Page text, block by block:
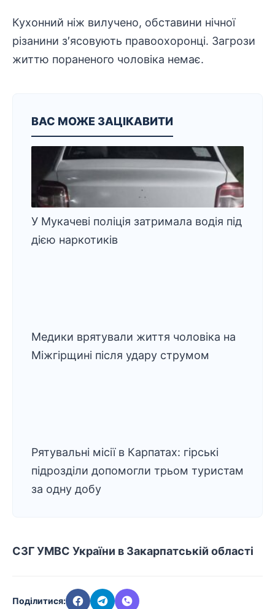
Кухонний ніж вилучено, обставини нічної
різанини з′ясовують правоохоронці. Загрози
життю пораненого чоловіка немає.
ВАС МОЖЕ ЗАЦІКАВИТИ
У Мукачеві поліція затримала водія під
дією наркотиків
Медики врятували життя чоловіка на
Міжгірщині після удару струмом
Рятувальні місії в Карпатах: гірські
підрозділи допомогли трьом туристам
за одну добу
СЗГ УМВС України в Закарпатській області
Поділитися: